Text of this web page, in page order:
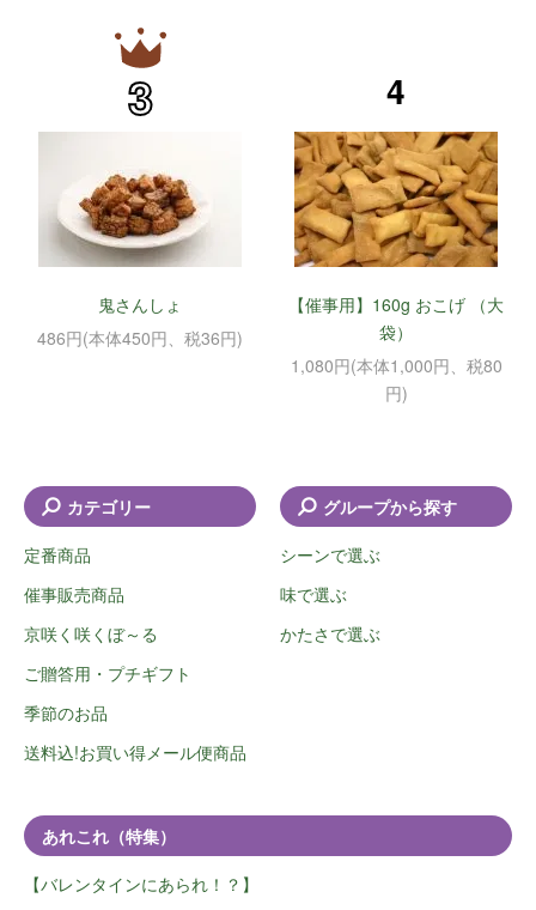
3
鬼さんしょ
486円(本体450円、税36円)
4
【催事用】160g おこげ （大
袋）
1,080円(本体1,000円、税80
円)
カテゴリー
定番商品
催事販売商品
京咲く咲くぼ～る
ご贈答用・プチギフト
季節のお品
送料込!お買い得メール便商品
グループから探す
シーンで選ぶ
味で選ぶ
かたさで選ぶ
あれこれ（特集）
【バレンタインにあられ！？】